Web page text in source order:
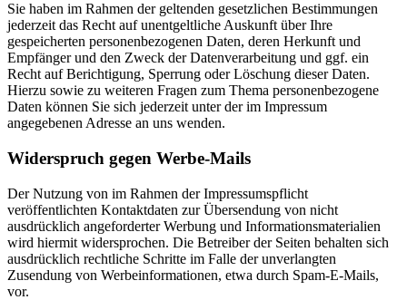
Sie haben im Rahmen der geltenden gesetzlichen Bestimmungen
jederzeit das Recht auf unentgeltliche Auskunft über Ihre
gespeicherten personenbezogenen Daten, deren Herkunft und
Empfänger und den Zweck der Datenverarbeitung und ggf. ein
Recht auf Berichtigung, Sperrung oder Löschung dieser Daten.
Hierzu sowie zu weiteren Fragen zum Thema personenbezogene
Daten können Sie sich jederzeit unter der im Impressum
angegebenen Adresse an uns wenden.
Widerspruch gegen Werbe-Mails
Der Nutzung von im Rahmen der Impressumspflicht
veröffentlichten Kontaktdaten zur Übersendung von nicht
ausdrücklich angeforderter Werbung und Informationsmaterialien
wird hiermit widersprochen. Die Betreiber der Seiten behalten sich
ausdrücklich rechtliche Schritte im Falle der unverlangten
Zusendung von Werbeinformationen, etwa durch Spam-E-Mails,
vor.